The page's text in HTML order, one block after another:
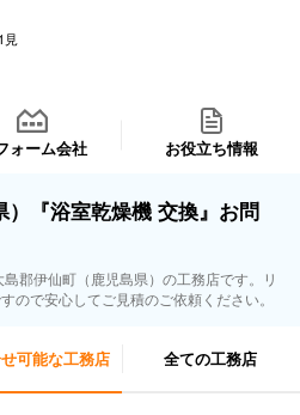
ォーム会社 お役立ち情報
）『浴室乾燥機 交換』お問
郡伊仙町（鹿児島県）の工務店です。リ
ので安心してご見積のご依頼ください。
可能な工務店 全ての工務店